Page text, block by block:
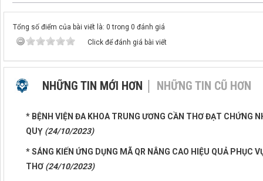
Tổng số điểm của bài viết là: 0 trong 0 đánh giá
Click để đánh giá bài viết
NHỮNG TIN MỚI HƠN NHỮNG TIN CŨ HƠN
* BỆNH VIỆN ĐA KHOA TRUNG ƯƠNG CẦN THƠ ĐẠT CHỨNG
QUỴ (24/10/2023)
* SÁNG KIẾN ỨNG DỤNG MÃ QR NÂNG CAO HIỆU QUẢ PHỤC
THƠ (24/10/2023)